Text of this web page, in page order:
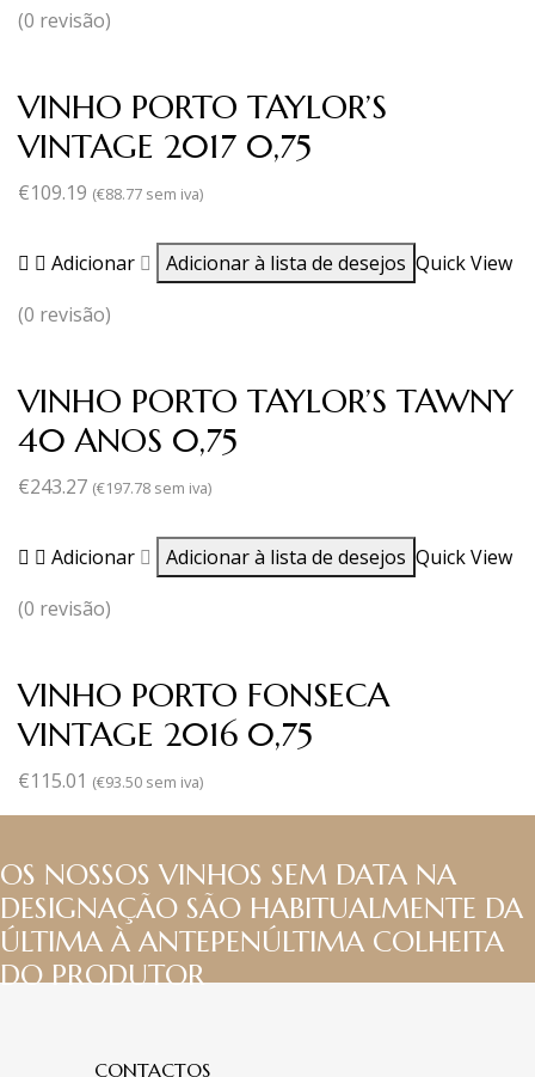
(0 revisão)
VINHO PORTO TAYLOR’S
VINTAGE 2017 0,75
€109.19 (€88.77 sem iva)
Adicionar Adicionar à lista de desejos Quick View
(0 revisão)
VINHO PORTO TAYLOR’S TAWNY
40 ANOS 0,75
€243.27 (€197.78 sem iva)
Adicionar Adicionar à lista de desejos Quick View
(0 revisão)
VINHO PORTO FONSECA
VINTAGE 2016 0,75
€115.01 (€93.50 sem iva)
OS NOSSOS VINHOS SEM DATA NA
DESIGNAÇÃO SÃO HABITUALMENTE DA
ÚLTIMA À ANTEPENÚLTIMA COLHEITA
DO PRODUTOR
CONTACTOS